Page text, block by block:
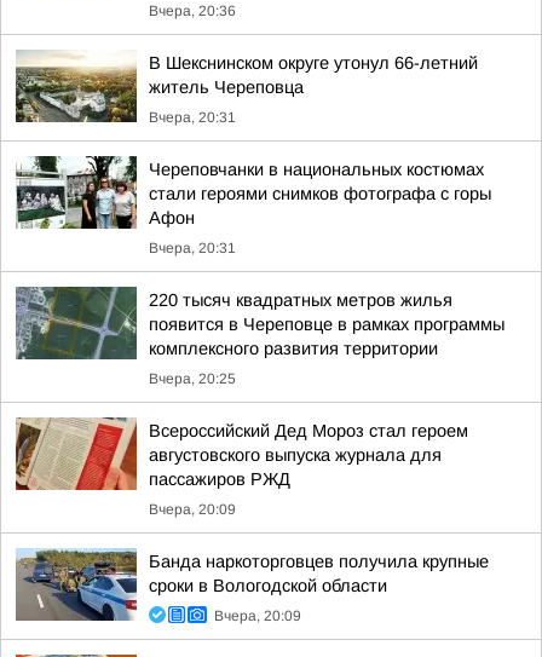
Вчера, 20:36
В Шекснинском округе утонул 66-летний
житель Череповца
Вчера, 20:31
Череповчанки в национальных костюмах
стали героями снимков фотографа с горы
Афон
Вчера, 20:31
220 тысяч квадратных метров жилья
появится в Череповце в рамках программы
комплексного развития территории
Вчера, 20:25
Всероссийский Дед Мороз стал героем
августовского выпуска журнала для
пассажиров РЖД
Вчера, 20:09
Банда наркоторговцев получила крупные
сроки в Вологодской области
Вчера, 20:09